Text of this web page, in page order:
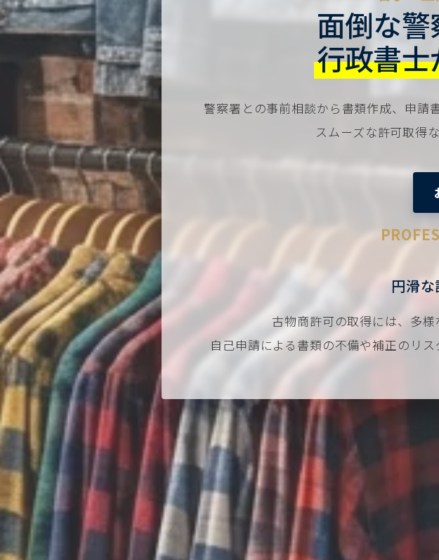
面倒な
行政書
警察署との事前相談から書類作成、申請
スムーズな許可取得
円滑な
古物商許可の取得には、多様
自己申請による書類の不備や補正のリ